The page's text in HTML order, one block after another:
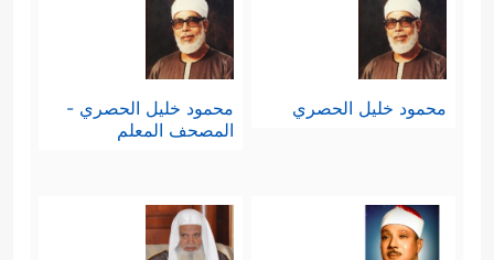
ٱلۡكِتَـٰبِ لَفِی شِقَاقِۭ بَعِیدࣲ﴾
والشقاق هنا هو النزاع والخصومة كقوله
﴿وَإِنۡ خِفۡتُمۡ شِقَاقَ بَیۡنِهِمَا﴾
وهذا ليس الاختلافَ الاجتهاديَ الذي مَبْعثُه
محمود خليل الحصري
محمود خليل الحصري -
المصحف المعلم